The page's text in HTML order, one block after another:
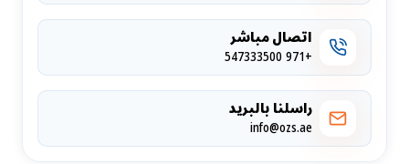
اتصال مباشر
+971 547333500
راسلنا بالبريد
info@ozs.ae